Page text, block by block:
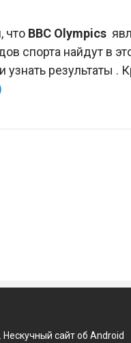
что BBC Olympics
спорта найдут в
узнать результаты
сайт об Android